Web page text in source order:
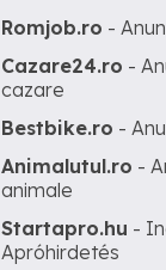
Romjob.ro -
Cazare24.ro -
cazare
Bestbike.ro -
Animalutul.ro -
animale
Startapro.hu -
Apróhirdetés